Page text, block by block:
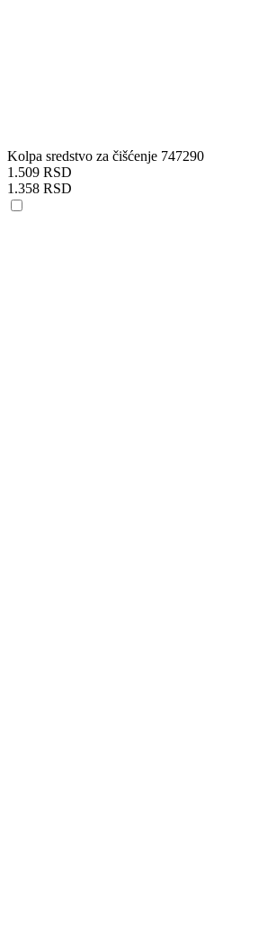
Kolpa sredstvo za čišćenje 747290
1.509 RSD
1.358 RSD